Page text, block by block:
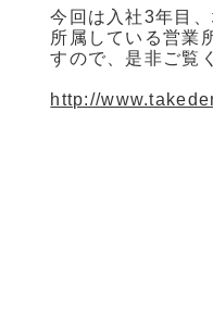
今回は入社3年目
所属している営業
すので、是非ご覧
http://